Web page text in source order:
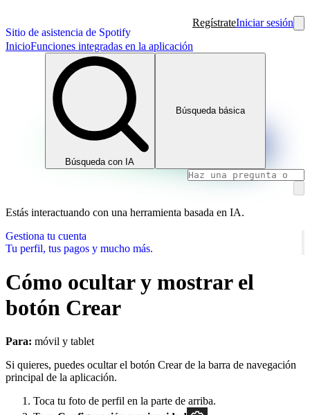
Sitio de asistencia de Spotify
RegístrateIniciar sesión
InicioFunciones integradas en la aplicación
Búsqueda con IA
Búsqueda básica
Estás interactuando con una herramienta basada en IA.
Gestiona tu cuenta
Tu perfil, tus pagos y mucho más.
Cómo ocultar y mostrar el
botón Crear
Para: móvil y tablet
Si quieres, puedes ocultar el botón Crear de la barra de navegación
principal de la aplicación.
Toca tu foto de perfil en la parte de arriba.